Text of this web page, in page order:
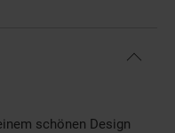
schönen Design